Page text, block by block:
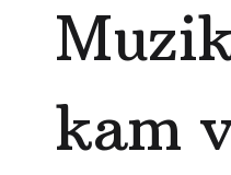
kam